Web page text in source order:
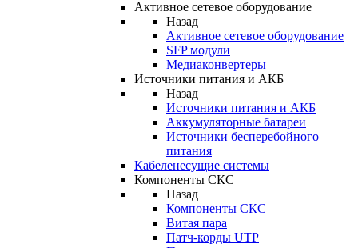
Активное сетевое оборудование
Назад
Активное сетевое оборудование
SFP модули
Медиаконвертеры
Источники питания и АКБ
Назад
Источники питания и АКБ
Аккумуляторные батареи
Источники бесперебойного
питания
Кабеленесущие системы
Компоненты СКС
Назад
Компоненты СКС
Витая пара
Патч-корды UTP